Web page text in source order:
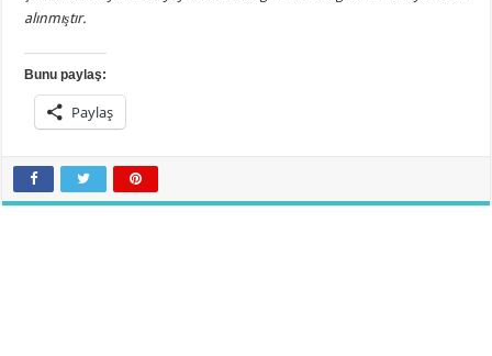
alınmıştır.
Bunu paylaş:
Paylaş